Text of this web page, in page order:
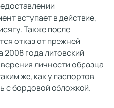
вступает в действие,
Также после
отказ от прежней
2008 года литовский
личности образца
же, как у паспортов
с бордовой обложкой.